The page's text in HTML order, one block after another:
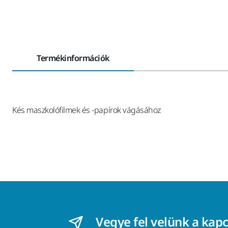
Termékinformációk
Kés maszkolófilmek és -papírok vágásához
Vegye fel velünk a